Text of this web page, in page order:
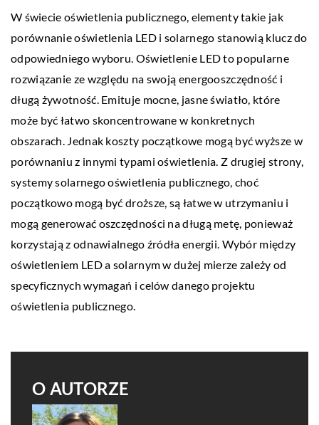
W świecie oświetlenia publicznego, elementy takie jak
porównanie oświetlenia LED i solarnego stanowią klucz do
odpowiedniego wyboru. Oświetlenie LED to popularne
rozwiązanie ze względu na swoją energooszczędność i
długą żywotność. Emituje mocne, jasne światło, które
może być łatwo skoncentrowane w konkretnych
obszarach. Jednak koszty początkowe mogą być wyższe w
porównaniu z innymi typami oświetlenia. Z drugiej strony,
systemy solarnego oświetlenia publicznego, choć
początkowo mogą być droższe, są łatwe w utrzymaniu i
mogą generować oszczędności na długą metę, ponieważ
korzystają z odnawialnego źródła energii. Wybór między
oświetleniem LED a solarnym w dużej mierze zależy od
specyficznych wymagań i celów danego projektu
oświetlenia publicznego.
O AUTORZE